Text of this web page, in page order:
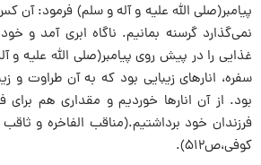
پیامبر(صلی الله علیه و آله و سلم) فرمود: آن
نمی‌گذارد گرسنه بمانیم. ناگاه ابری آمد و
غذایی را در پیش روی پیامبر(صلی الله علیه
سفره، انارهای زیبایی بود که به آن طراوت
بود. از آن انارها خوردیم و مقداری هم برای
فرزندان خود برداشتیم.(مناقب الفاخره و
کوفی،ص۵۱۲).